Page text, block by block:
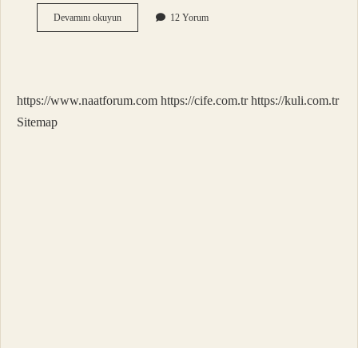
Devamını okuyunÇorlu
Hangi
12 Yorum
https://www.naatforum.com https://cife.com.tr https://kuli.com.tr
Sitemap